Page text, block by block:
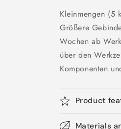
Kleinmengen (5
Größere
Wochen ab
über den
Komponenten
Product
Materials